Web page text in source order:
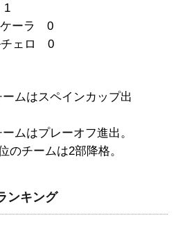
1
ケーラ 0
チェロ 0
ムはスペインカップ出
ムはプレーオフ進出。
のチームは2部降格。
ンキング